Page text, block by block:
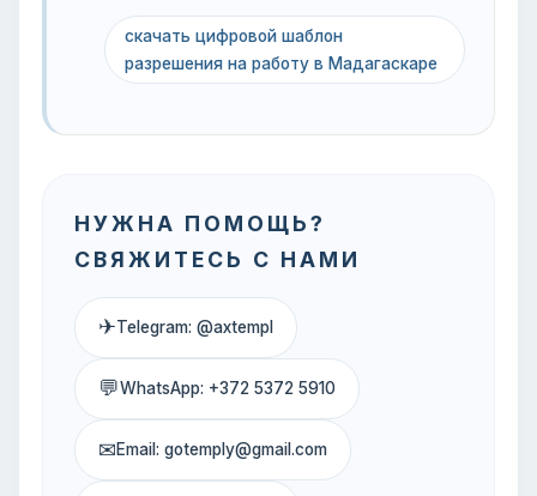
скачать цифровой шаблон
разрешения на работу в Мадагаскаре
НУЖНА ПОМОЩЬ?
СВЯЖИТЕСЬ С НАМИ
✈Telegram: @axtempl
💬WhatsApp: +372 5372 5910
✉Email: gotemply@gmail.com